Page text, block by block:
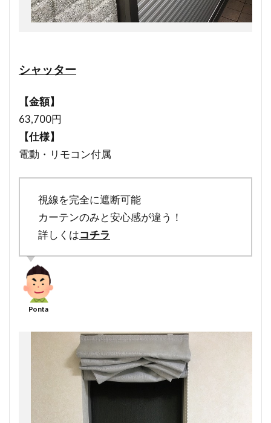
シャッター
【金額】
63,700円
【仕様】
電動・リモコン付属
視線を完全に遮断可能
カーテンのみと安心感が違う！
詳しくはコチラ